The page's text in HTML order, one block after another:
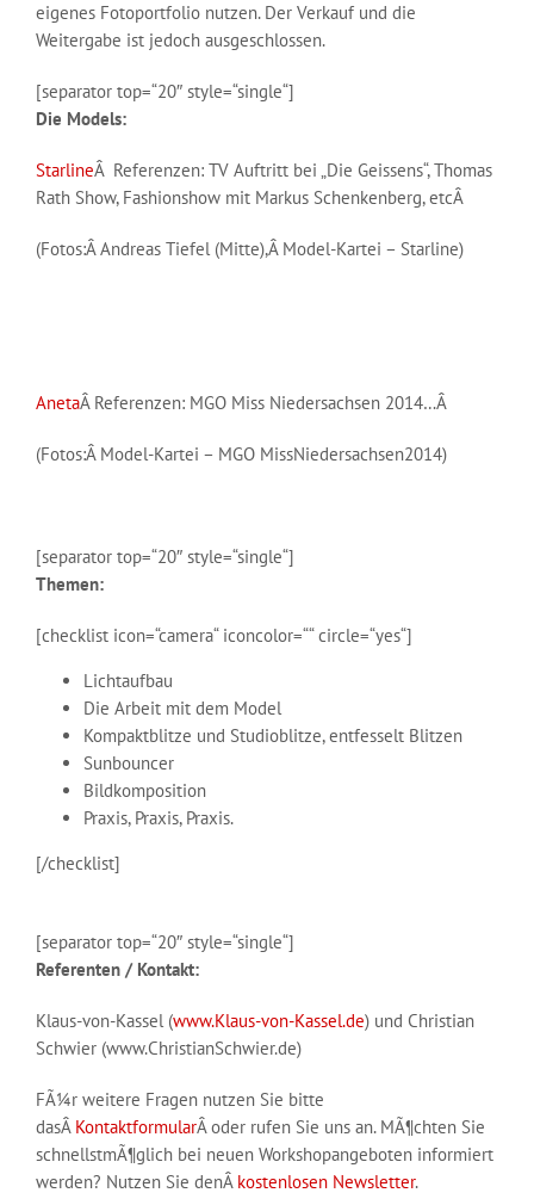
eigenes Fotoportfolio nutzen. Der Verkauf und die
Weitergabe ist jedoch ausgeschlossen.
[separator top=“20″ style=“single“]
Die Models:
StarlineÂ Referenzen: TV Auftritt bei „Die Geissens“, Thomas
Rath Show, Fashionshow mit Markus Schenkenberg, etcÂ
(Fotos:Â Andreas Tiefel (Mitte),Â Model-Kartei – Starline)
AnetaÂ Referenzen: MGO Miss Niedersachsen 2014…Â
(Fotos:Â Model-Kartei – MGO MissNiedersachsen2014)
[separator top=“20″ style=“single“]
Themen:
[checklist icon=“camera“ iconcolor=““ circle=“yes“]
Lichtaufbau
Die Arbeit mit dem Model
Kompaktblitze und Studioblitze, entfesselt Blitzen
Sunbouncer
Bildkomposition
Praxis, Praxis, Praxis.
[/checklist]
[separator top=“20″ style=“single“]
Referenten / Kontakt:
Klaus-von-Kassel (www.Klaus-von-Kassel.de) und Christian
Schwier (www.ChristianSchwier.de)
FÃ¼r weitere Fragen nutzen Sie bitte
dasÂ KontaktformularÂ oder rufen Sie uns an. MÃ¶chten Sie
schnellstmÃ¶glich bei neuen Workshopangeboten informiert
werden? Nutzen Sie denÂ kostenlosen Newsletter.